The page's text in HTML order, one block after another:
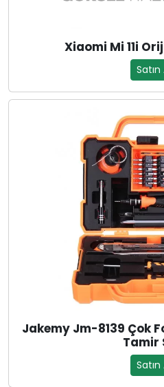
Xiaomi Mi 11i
Satın
Jakemy Jm-8139 Çok
Tamir
Satın